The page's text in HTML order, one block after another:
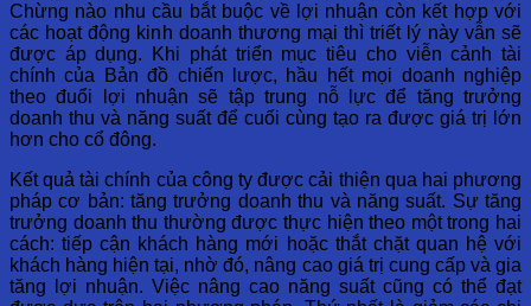
Chừng nào nhu cầu bắt buộc về lợi nhuận còn kết hợp với
các hoạt động kinh doanh thương mại thì triết lý này vẫn sẽ
được áp dụng. Khi phát triển mục tiêu cho viễn cảnh tài
chính của Bản đồ chiến lược, hầu hết mọi doanh nghiệp
theo đuổi lợi nhuận sẽ tập trung nỗ lực để tăng trưởng
doanh thu và năng suất để cuối cùng tạo ra được giá trị lớn
hơn cho cổ đông.
Kết quả tài chính của công ty được cải thiện qua hai phương
pháp cơ bản: tăng trưởng doanh thu và năng suất. Sự tăng
trưởng doanh thu thường được thực hiện theo một trong hai
cách: tiếp cận khách hàng mới hoặc thắt chặt quan hệ với
khách hàng hiện tại, nhờ đó, nâng cao giá trị cung cấp và gia
tăng lợi nhuận. Việc nâng cao năng suất cũng có thể đạt